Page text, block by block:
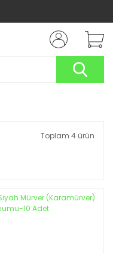
Toplam 4 ürün